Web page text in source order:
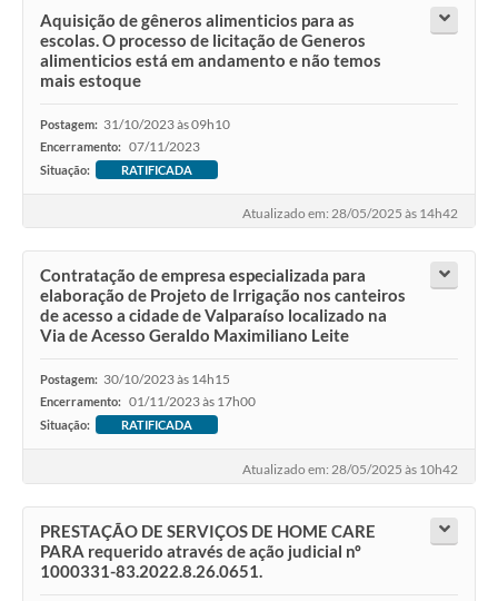
Aquisição de gêneros alimenticios para as
escolas. O processo de licitação de Generos
alimenticios está em andamento e não temos
mais estoque
Postagem: 31/10/2023 às 09h10
Encerramento: 07/11/2023
Situação: RATIFICADA
Atualizado em: 28/05/2025 às 14h42
Contratação de empresa especializada para
elaboração de Projeto de Irrigação nos canteiros
de acesso a cidade de Valparaíso localizado na
Via de Acesso Geraldo Maximiliano Leite
Postagem: 30/10/2023 às 14h15
Encerramento: 01/11/2023 às 17h00
Situação: RATIFICADA
Atualizado em: 28/05/2025 às 10h42
PRESTAÇÃO DE SERVIÇOS DE HOME CARE
PARA requerido através de ação judicial nº
1000331-83.2022.8.26.0651.